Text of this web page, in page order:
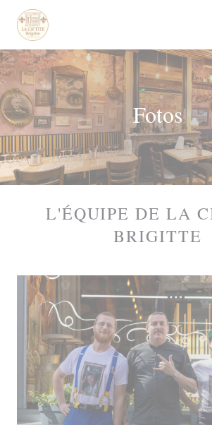
Painel de Gerenciamento de Cookies
Fotos
L'ÉQUIPE DE LA
BRIGITTE